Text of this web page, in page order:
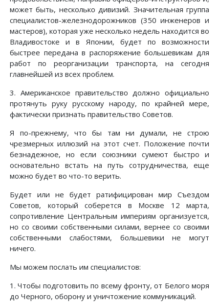
может быть, несколько дивизий. Значительная группа
специалистов-железнодорожников (350 инженеров и
мастеров), которая уже несколько недель находится во
Владивостоке и в Японии, будет по возможности
быстрее передана в распоряжение большевикам для
работ по реорганизации транспорта, на сегодня
главнейшей из всех проблем.
3. Американское правительство должно официально
протянуть руку русскому народу, по крайней мере,
фактически признать правительство Советов.
Я по-прежнему, что бы там ни думали, не строю
чрезмерных иллюзий на этот счет. Положение почти
безнадежное, но если союзники сумеют быстро и
основательно встать на путь сотрудничества, еще
можно будет во что-то верить.
Будет или не будет ратифицирован мир Съездом
Советов, который соберется в Москве 12 марта,
сопротивление Центральным империям организуется,
но со своими собственными силами, вернее со своими
собственными слабостями, большевики не могут
ничего.
Мы можем послать им специалистов:
1. Чтобы подготовить по всему фронту, от Белого моря
до Черного, оборону и уничтожение коммуникаций.